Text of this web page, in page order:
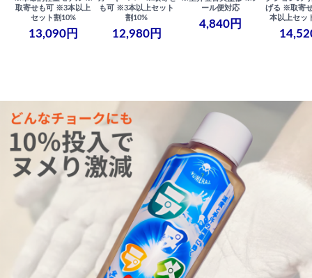
取寄せも可 ※3本以上
セット割10%
13,090円
も可 ※3本以上セット
割10%
12,980円
ール便対応
4,840円
げる ※取寄
本以上セッ